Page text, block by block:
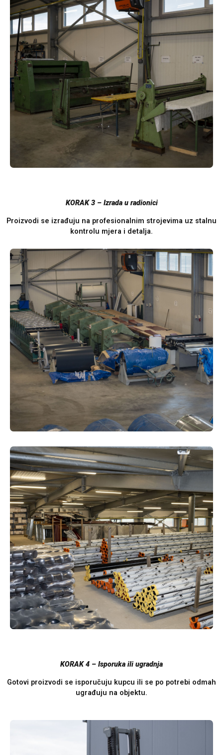
KORAK 3 – Izrada u radionici
Proizvodi se izrađuju na profesionalnim strojevima uz stalnu
kontrolu mjera i detalja.
KORAK 4 – Isporuka ili ugradnja
Gotovi proizvodi se isporučuju kupcu ili se po potrebi odmah
ugrađuju na objektu.